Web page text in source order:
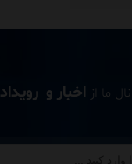
ما از اخبار و